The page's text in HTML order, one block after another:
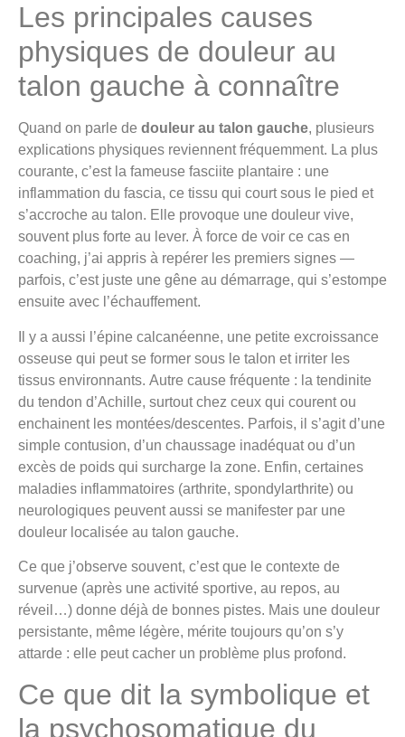
Les principales causes
physiques de douleur au
talon gauche à connaître
Quand on parle de douleur au talon gauche, plusieurs
explications physiques reviennent fréquemment. La plus
courante, c’est la fameuse fasciite plantaire : une
inflammation du fascia, ce tissu qui court sous le pied et
s’accroche au talon. Elle provoque une douleur vive,
souvent plus forte au lever. À force de voir ce cas en
coaching, j’ai appris à repérer les premiers signes —
parfois, c’est juste une gêne au démarrage, qui s’estompe
ensuite avec l’échauffement.
Il y a aussi l’épine calcanéenne, une petite excroissance
osseuse qui peut se former sous le talon et irriter les
tissus environnants. Autre cause fréquente : la tendinite
du tendon d’Achille, surtout chez ceux qui courent ou
enchainent les montées/descentes. Parfois, il s’agit d’une
simple contusion, d’un chaussage inadéquat ou d’un
excès de poids qui surcharge la zone. Enfin, certaines
maladies inflammatoires (arthrite, spondylarthrite) ou
neurologiques peuvent aussi se manifester par une
douleur localisée au talon gauche.
Ce que j’observe souvent, c’est que le contexte de
survenue (après une activité sportive, au repos, au
réveil…) donne déjà de bonnes pistes. Mais une douleur
persistante, même légère, mérite toujours qu’on s’y
attarde : elle peut cacher un problème plus profond.
Ce que dit la symbolique et
la psychosomatique du